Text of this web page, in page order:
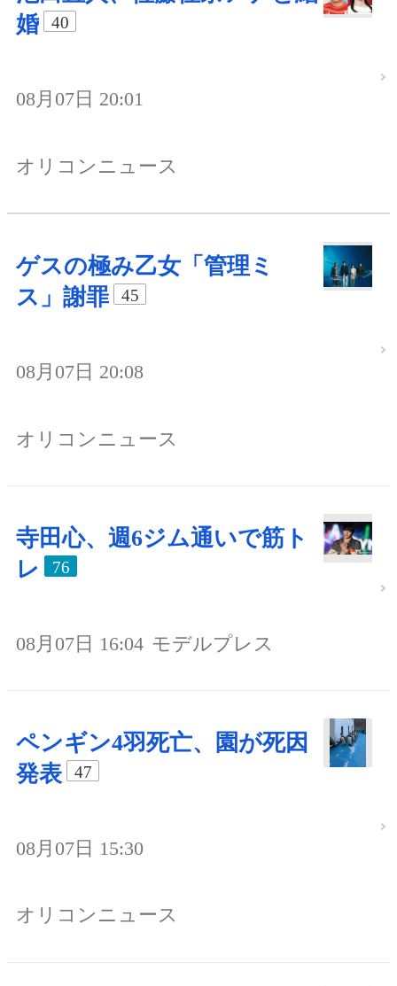
婚
40
08月07日 20:01
オリコンニュース
ゲスの極み乙女「管理ミ
ス」謝罪
45
08月07日 20:08
オリコンニュース
寺田心、週6ジム通いで筋ト
レ
76
08月07日 16:04 モデルプレス
ペンギン4羽死亡、園が死因
発表
47
08月07日 15:30
オリコンニュース